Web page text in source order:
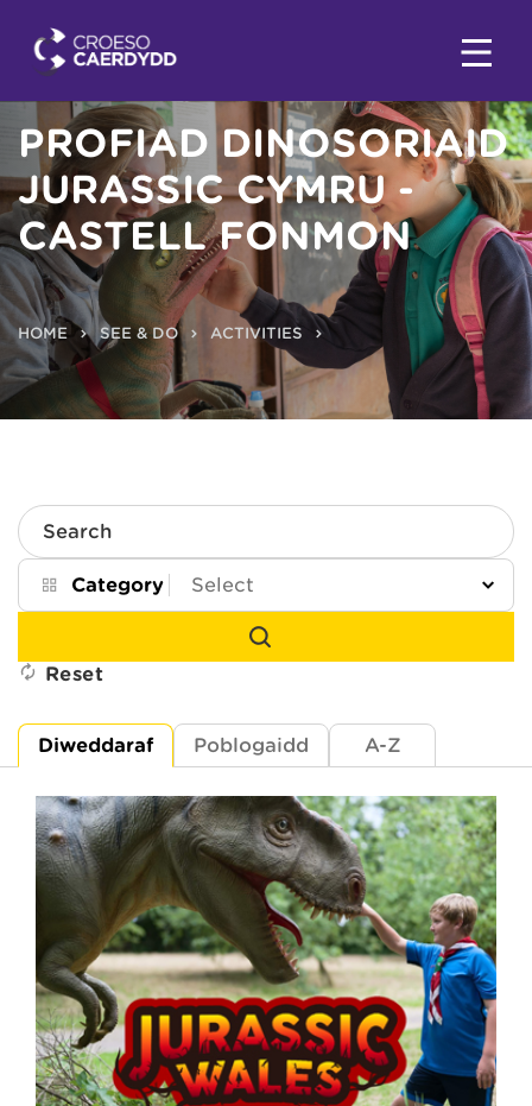
PROFIAD DINOSORIAID
JURASSIC CYMRU -
CASTELL FONMON
HOME SEE & DO ACTIVITIES
Search
Category
Reset
Diweddaraf Poblogaidd A-Z